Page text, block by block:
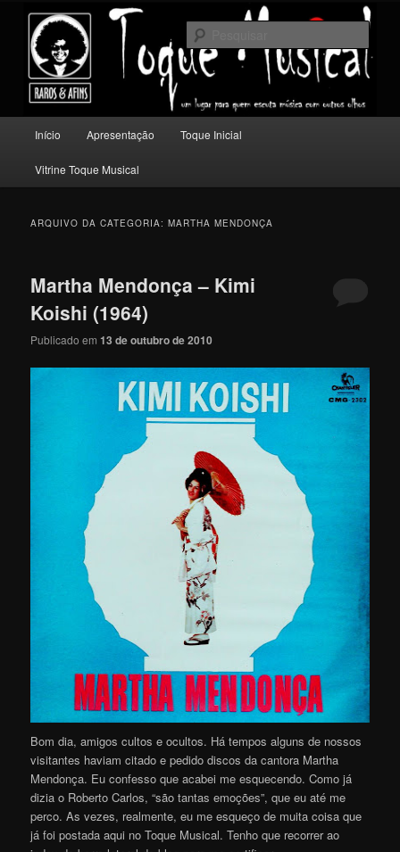
conteúdo
principal
conteúdo
secundário
Toque Musical
Um lugar para quem escuta música com outros olhos.
principal
Início Apresentação Toque Inicial
Vitrine Toque Musical
ARQUIVO DA CATEGORIA:MARTHA MENDONÇA
Martha Mendonça – Kimi
Koishi (1964)
Publicado em13 de outubro de 2010
Bom dia, amigos cultos e ocultos. Há tempos alguns de nossos
visitantes haviam citado e pedido discos da cantora Martha
Mendonça. Eu confesso que acabei me esquecendo. Como já
dizia o Roberto Carlos, “são tantas emoções”, que eu até me
perco. As vezes, realmente, eu me esqueço de muita coisa que
já foi postada aqui no Toque Musical. Tenho que recorrer ao